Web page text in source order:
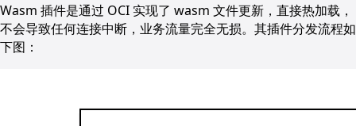
Wasm 插件是通过 OCI 实现了 wasm 文件更新，直接热加载，
不会导致任何连接中断，业务流量完全无损。其插件分发流程如
下图：